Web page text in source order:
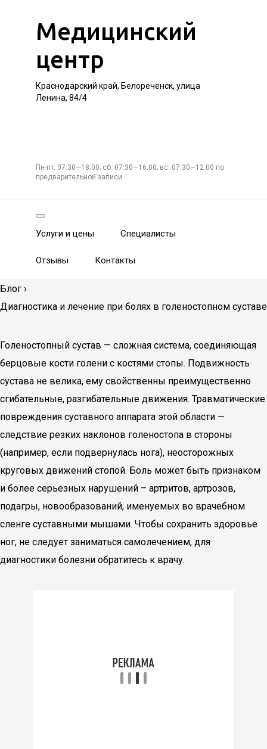
Медицинский
центр
Краснодарский край, Белореченск, улица
Ленина, 84/4
Пн-пт: 07:30—18:00; сб: 07:30—16:00; вс: 07:30—12:00 по
предварительной записи
Услуги и цены Специалисты
Отзывы Контакты
Блог ›
Диагностика и лечение при болях в голеностопном суставе
Голеностопный сустав — сложная система, соединяющая
берцовые кости голени с костями стопы. Подвижность
сустава не велика, ему свойственны преимущественно
сгибательные, разгибательные движения. Травматические
повреждения суставного аппарата этой области —
следствие резких наклонов голеностопа в стороны
(например, если подвернулась нога), неосторожных
круговых движений стопой. Боль может быть признаком
и более серьезных нарушений – артритов, артрозов,
подагры, новообразований, именуемых во врачебном
сленге суставными мышами. Чтобы сохранить здоровье
ног, не следует заниматься самолечением, для
диагностики болезни обратитесь к врачу.